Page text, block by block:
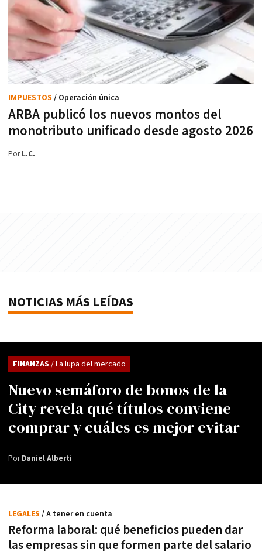
ARBA publicó los nuevos montos del
monotributo unificado desde agosto 2026
IMPUESTOS / Operación única
PorL.C.
NOTICIAS MÁS LEÍDAS
Nuevo semáforo de bonos de la
City revela qué títulos conviene
comprar y cuáles es mejor evitar
FINANZAS / La lupa del mercado
PorDaniel Alberti
Reforma laboral: qué beneficios pueden dar
las empresas sin que formen parte del salario
LEGALES / A tener en cuenta